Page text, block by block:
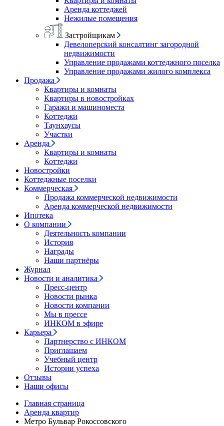
Аренда коттеджей
Нежилые помещения
Застройщикам
Девелоперский консалтинг загородной
недвижимости
Управление продажами коттеджного поселка
Управление продажами жилого комплекса
Продажа
Квартиры и комнаты
Квартиры в новостройках
Гаражи и машиноместа
Коттеджи
Таунхаусы
Участки
Аренда
Квартиры и комнаты
Коттеджи
Новостройки
Коттеджные поселки
Коммерческая
Продажа коммерческой недвижимости
Аренда коммерческой недвижимости
Ипотека
О компании
Деятельность компании
История
Награды
Наши партнёры
Журнал
Новости и аналитика
Пресс-центр
Новости рынка
Новости компании
Мы в прессе
ИНКОМ в эфире
Карьера
Партнерство с ИНКОМ
Приглашаем
Учебный центр
Истории успеха
Отзывы
Наши офисы
Главная страница
Аренда квартир
Метро Бульвар Рокоссовского